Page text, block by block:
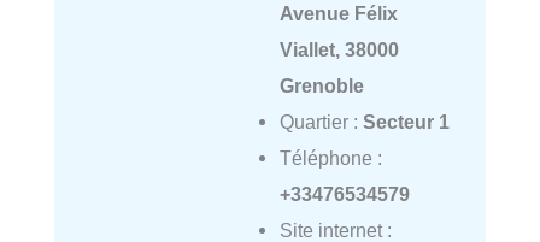
Avenue Félix
Viallet, 38000
Grenoble
Quartier : Secteur 1
Téléphone :
+33476534579
Site internet :